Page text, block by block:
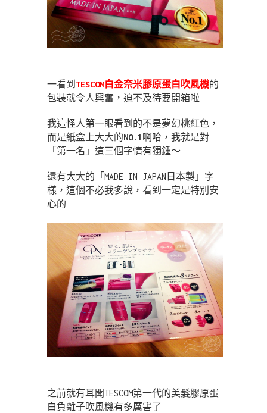
一看到 TESCOM白金奈米膠原蛋白吹風機的
包裝就令人興奮，迫不及待要開箱啦
我這怪人第一眼看到的不是夢幻桃紅色，
而是紙盒上大大的NO.1 啊哈，我就是對
「第一名」這三個字情有獨鍾～
還有大大的「MADE IN JAPAN日本製」字
樣，這個不必我多說，看到一定是特別安
心的
之前就有耳聞TESCOM第一代的美髮膠原蛋
白負離子吹風機有多厲害了